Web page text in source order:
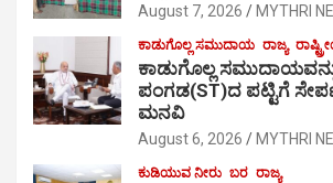
August 7, 2026 MYTHRI
ಕಾಡುಗೊಲ್ಲ ಸಮುದಾಯ ರಾಜ್ಯ
ಕಾಡುಗೊಲ್ಲ
ಪಂಗಡ(ST)ದ ಪಟ್ಟಿಗೆ
ಮನವಿ
August 6, 2026 MYTHRI
ಕುಡಿಯುವ ನೀರು ಬರ ರಾಜ್ಯ